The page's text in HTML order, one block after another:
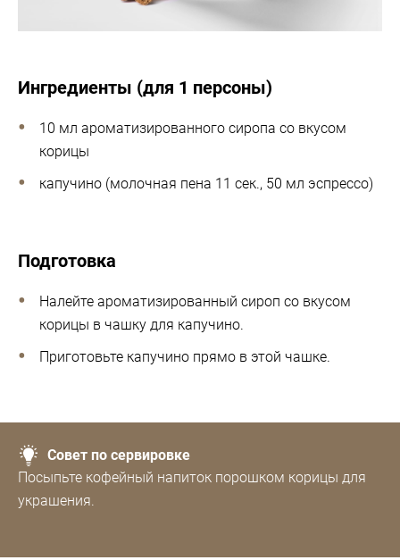
Ингредиенты (для 1 персоны)
10 мл ароматизированного сиропа со вкусом
корицы
капучино (молочная пена 11 сек., 50 мл эспрессо)
Подготовка
Налейте ароматизированный сироп со вкусом
корицы в чашку для капучино.
Приготовьте капучино прямо в этой чашке.
Совет по сервировке
Посыпьте кофейный напиток порошком корицы для
украшения.